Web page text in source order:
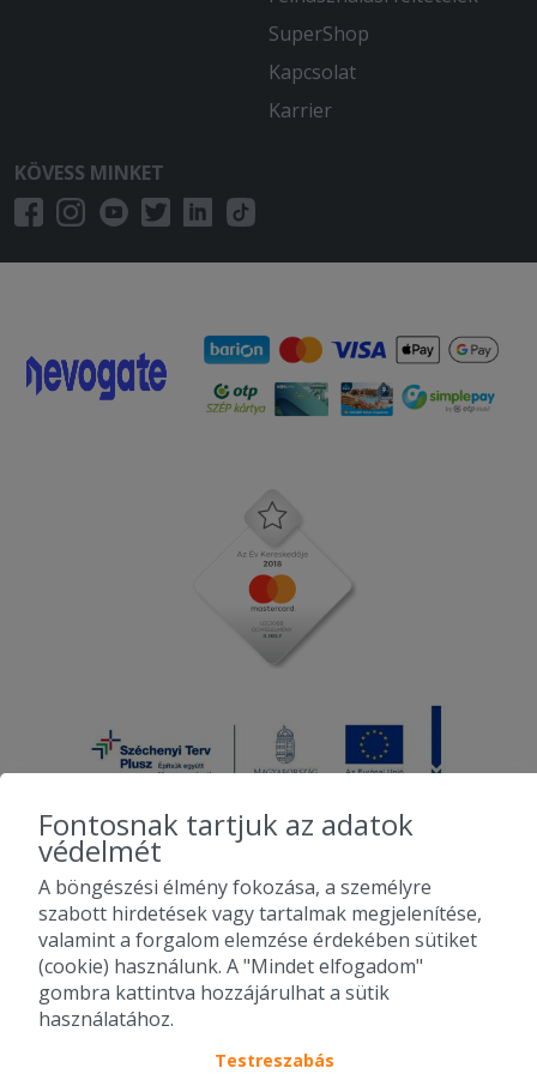
maréknyi pirított mandula sem
rendeltem
SuperShop
Kapcsolat
Karrier
KÖVESS MINKET
2010-2026 Copyright - Falatozz.hu - Diston-line Kft.
Pizza, gyros, hamburger, menük kedvező áron, egy helyen az összes
étterem ajánlata.
Fontosnak tartjuk az adatok
védelmét
A böngészési élmény fokozása, a személyre
szabott hirdetések vagy tartalmak megjelenítése,
valamint a forgalom elemzése érdekében sütiket
(cookie) használunk. A "Mindet elfogadom"
gombra kattintva hozzájárulhat a sütik
használatához.
Testreszabás